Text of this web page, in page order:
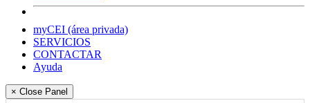
myCEI (área privada)
SERVICIOS
CONTACTAR
Ayuda
× Close Panel